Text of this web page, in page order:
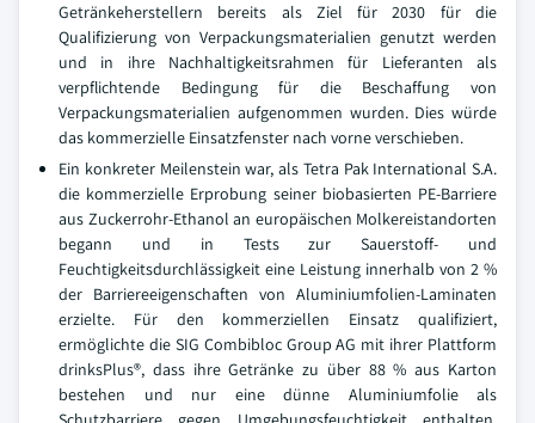
Getränkeherstellern bereits als Ziel für 2030 für die
Qualifizierung von Verpackungsmaterialien genutzt werden
und in ihre Nachhaltigkeitsrahmen für Lieferanten als
verpflichtende Bedingung für die Beschaffung von
Verpackungsmaterialien aufgenommen wurden. Dies würde
das kommerzielle Einsatzfenster nach vorne verschieben.
Ein konkreter Meilenstein war, als Tetra Pak International S.A.
die kommerzielle Erprobung seiner biobasierten PE-Barriere
aus Zuckerrohr-Ethanol an europäischen Molkereistandorten
begann und in Tests zur Sauerstoff- und
Feuchtigkeitsdurchlässigkeit eine Leistung innerhalb von 2 %
der Barriereeigenschaften von Aluminiumfolien-Laminaten
erzielte. Für den kommerziellen Einsatz qualifiziert,
ermöglichte die SIG Combibloc Group AG mit ihrer Plattform
drinksPlus®, dass ihre Getränke zu über 88 % aus Karton
bestehen und nur eine dünne Aluminiumfolie als